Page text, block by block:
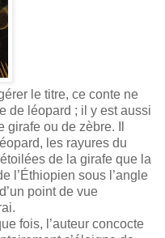
le titre, ce conte ne
de léopard ; il y est aussi
girafe ou de zèbre. Il
les rayures du
de la girafe que la
l’Éthiopien sous l’angle
point de vue
fois, l’auteur concocte